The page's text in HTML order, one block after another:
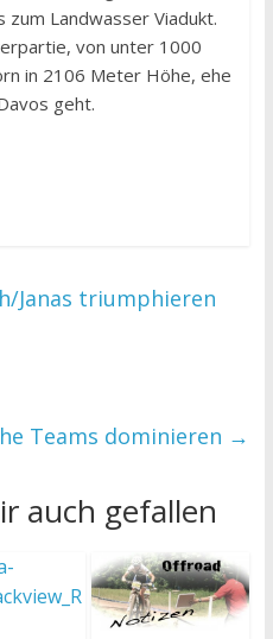
Landwasser Viadukt.
von unter 1000
in 2106 Meter Höhe, ehe
geht.
Janas triumphieren
Teams dominieren →
auch gefallen